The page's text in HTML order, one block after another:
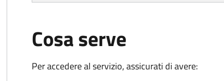
Cosa serve
Per accedere al servizio, assicurati di avere: